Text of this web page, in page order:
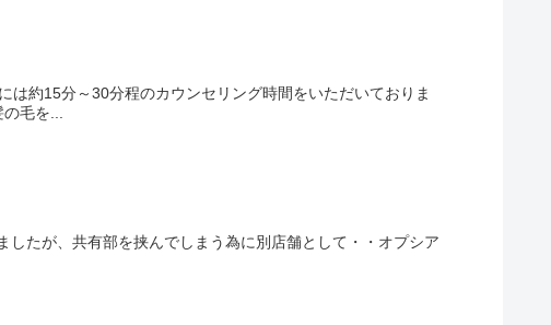
約15分～30分程のカウンセリング時間をいただいておりま
毛を...
たが、共有部を挟んでしまう為に別店舗として・・オプシア